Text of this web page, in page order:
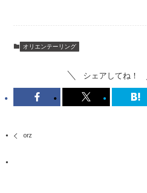
オリエンテーリング
シェアしてね！
orz